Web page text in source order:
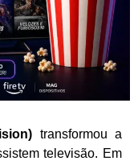
transformou a
televisão. Em